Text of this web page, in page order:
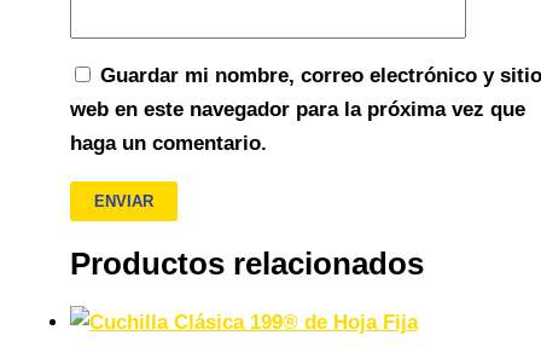
Guardar mi nombre, correo electrónico y sitio
web en este navegador para la próxima vez que
haga un comentario.
Productos relacionados